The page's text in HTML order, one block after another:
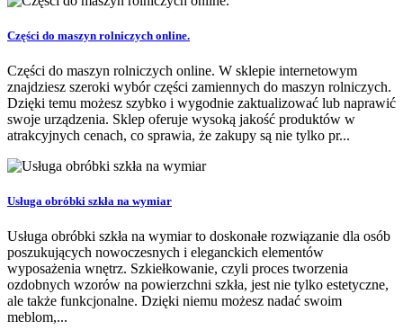
Części do maszyn rolniczych online.
Części do maszyn rolniczych online. W sklepie internetowym
znajdziesz szeroki wybór części zamiennych do maszyn rolniczych.
Dzięki temu możesz szybko i wygodnie zaktualizować lub naprawić
swoje urządzenia. Sklep oferuje wysoką jakość produktów w
atrakcyjnych cenach, co sprawia, że zakupy są nie tylko pr...
Usługa obróbki szkła na wymiar
Usługa obróbki szkła na wymiar to doskonałe rozwiązanie dla osób
poszukujących nowoczesnych i eleganckich elementów
wyposażenia wnętrz. Szkiełkowanie, czyli proces tworzenia
ozdobnych wzorów na powierzchni szkła, jest nie tylko estetyczne,
ale także funkcjonalne. Dzięki niemu możesz nadać swoim
meblom,...